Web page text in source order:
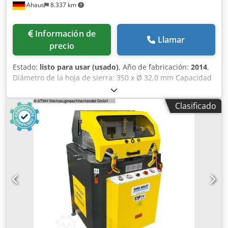
Ahaus 8.337 km
Información de
precio
Llamar
Estado: listo para usar (usado), Año de fabricación: 2014,
Diámetro de la hoja de sierra: 350 x Ø 32,0 mm Capacidad
de corte a 90°: material plano 175 x 75 mm Capacidad de
corte a 90°: material cuadrado 110 x 110 mm Capacidad de
corte a 45°: material plano 100 x 80 mm Capacidad de
corte a 45°: material cuadrado 85 x 85 mm Velocidad de
giro: 3000 rpm Potencia total requerida: 1,5 kW Peso de la
máquina aprox.: 180 kg Dimensiones aprox.: 870 x 710 x
1435 mm Equipamiento: - Sierra circular semiautomática
para cortar perfiles de PVC y aluminio - Manejo de
seguridad a dos manos - Ajuste de inglete: * izquierdo *
derecho 0 / + 45° / + 90° Chodpfx Ajyu U Dfjgrja - Gran
capota de protección, cubre completamente el área de
trabajo - Hoja de sierra - 2 cilindros de sujeción verticales
neumáticos - Avance de hoja y de corte regulable - Pistola
Clasificado